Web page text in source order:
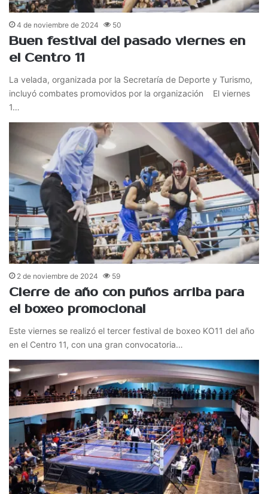
4 de noviembre de 2024 50
Buen festival del pasado viernes en
el Centro 11
La velada, organizada por la Secretaría de Deporte y Turismo,
incluyó combates promovidos por la organización El viernes
1…
2 de noviembre de 2024 59
Cierre de año con puños arriba para
el boxeo promocional
Este viernes se realizó el tercer festival de boxeo KO11 del año
en el Centro 11, con una gran convocatoria…